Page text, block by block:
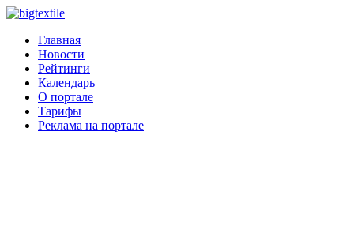
Главная
Новости
Рейтинги
Календарь
О портале
Тарифы
Реклама на портале